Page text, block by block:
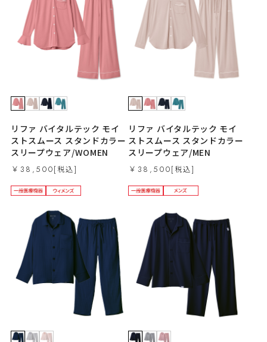
リファ バイタルテック モイ
ストスムース スタンドカラー
スリープウェア/WOMEN
￥38,500
リファ バイタルテック モイ
ストスムース スタンドカラー
スリープウェア/MEN
￥38,500